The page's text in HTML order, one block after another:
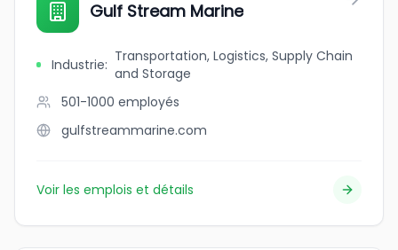
Gulf Stream Marine
Industrie: Transportation, Logistics, Supply Chain
and Storage
501-1000 employés
gulfstreammarine.com
Voir les emplois et détails